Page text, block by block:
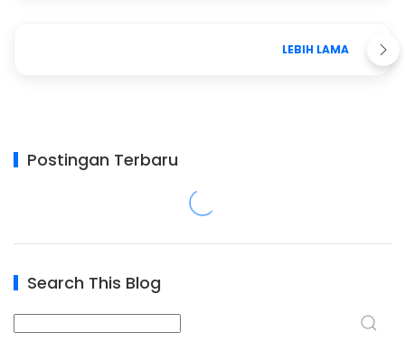
LEBIH LAMA
Postingan Terbaru
Search This Blog